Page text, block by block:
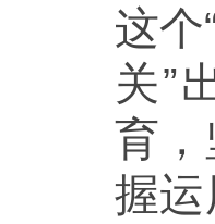
这
关”
育
握